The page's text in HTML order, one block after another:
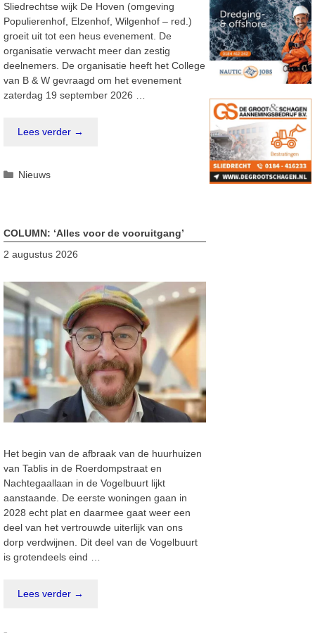
Sliedrechtse wijk De Hoven (omgeving
Populierenhof, Elzenhof, Wilgenhof – red.)
groeit uit tot een heus evenement. De
organisatie verwacht meer dan zestig
deelnemers. De organisatie heeft het College
van B & W gevraagd om het evenement
zaterdag 19 september 2026 …
Lees verder →
Categorieën
Nieuws
COLUMN: ‘Alles voor de vooruitgang’
2 augustus 2026
Het begin van de afbraak van de huurhuizen
van Tablis in de Roerdompstraat en
Nachtegaallaan in de Vogelbuurt lijkt
aanstaande. De eerste woningen gaan in
2028 echt plat en daarmee gaat weer een
deel van het vertrouwde uiterlijk van ons
dorp verdwijnen. Dit deel van de Vogelbuurt
is grotendeels eind …
Lees verder →